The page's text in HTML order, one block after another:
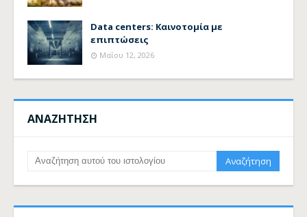
Data centers: Καινοτομία με
επιπτώσεις
Μαΐου 12, 2026
ΑΝΑΖΗΤΗΣΗ